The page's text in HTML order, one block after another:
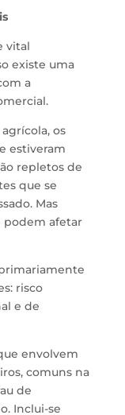
vital
existe uma
a
os
estiveram
repletos de
que se
Mas
podem afetar
risco
e de
envolvem
comuns na
de
Inclui-se